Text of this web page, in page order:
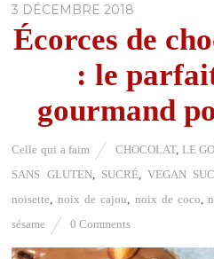
3 DÉCEMBRE 2018
Écorces de
: le
gourmand
Celle qui a faim CHOCOLAT, LE
SANS GLUTEN, SUCRÉ, VEGAN
noisette
noix de cajou noix de coco ,
sésame
0 Comments